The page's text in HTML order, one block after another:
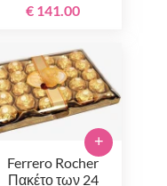
€ 141.00
Ferrero Rocher
Πακέτο των 24
+